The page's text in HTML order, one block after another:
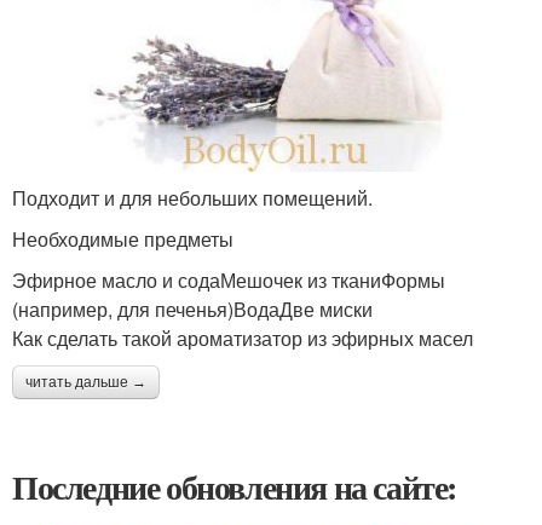
Подходит и для небольших помещений.
Необходимые предметы
Эфирное масло и содаМешочек из тканиФормы
(например, для печенья)ВодаДве миски
Как сделать такой ароматизатор из эфирных масел
читать дальше →
Последние обновления на сайте: